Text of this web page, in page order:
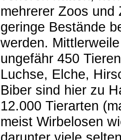
mehrerer Zoos und
geringe Bestände
werden.
ungefähr 450
Luchse, Elche,
Biber sind hier zu
12.000 Tierarten
meist Wirbelosen